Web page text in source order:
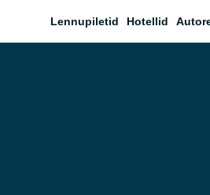
Lennupiletid Hotellid